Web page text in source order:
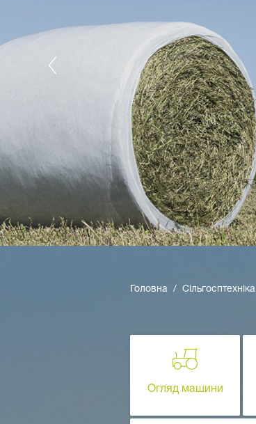
Головна Сільгосптехніка
Огляд машини